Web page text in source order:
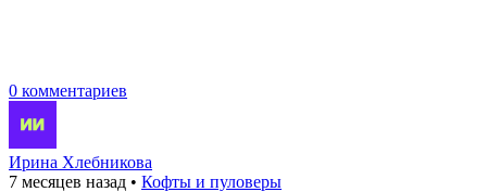
0 комментариев
Ирина Хлебникова
7 месяцев назад • Кофты и пуловеры